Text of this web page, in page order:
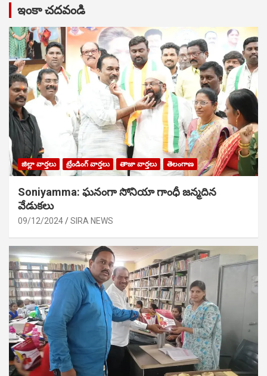
ఇంకా చదవండి
జిల్లా వార్తలు ట్రేండింగ్ వార్తలు తాజా వార్తలు తెలంగాణ
Soniyamma: ఘ‌నంగా సోనియా గాంధీ జ‌న్మ‌దిన
వేడుక‌లు
09/12/2024 SIRA NEWS